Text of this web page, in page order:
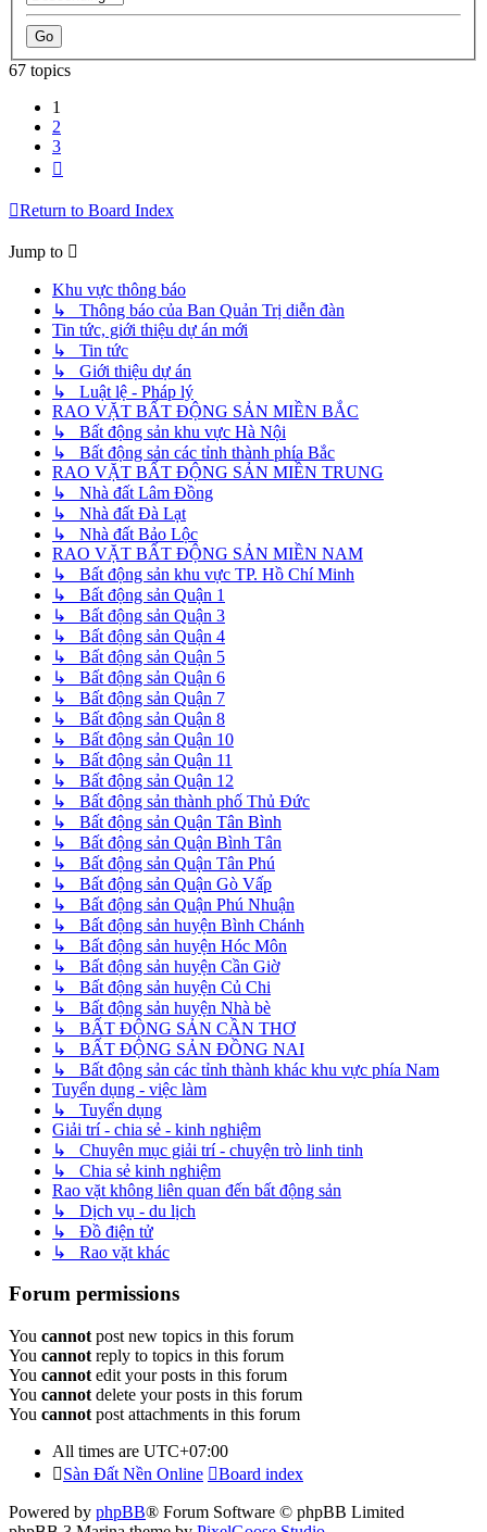
67 topics
1
2
3
Return to Board Index
Jump to
Khu vực thông báo
↳ Thông báo của Ban Quản Trị diễn đàn
Tin tức, giới thiệu dự án mới
↳ Tin tức
↳ Giới thiệu dự án
↳ Luật lệ - Pháp lý
RAO VẶT BẤT ĐỘNG SẢN MIỀN BẮC
↳ Bất động sản khu vực Hà Nội
↳ Bất động sản các tỉnh thành phía Bắc
RAO VẶT BẤT ĐỘNG SẢN MIỀN TRUNG
↳ Nhà đất Lâm Đồng
↳ Nhà đất Đà Lạt
↳ Nhà đất Bảo Lộc
RAO VẶT BẤT ĐỘNG SẢN MIỀN NAM
↳ Bất động sản khu vực TP. Hồ Chí Minh
↳ Bất động sản Quận 1
↳ Bất động sản Quận 3
↳ Bất động sản Quận 4
↳ Bất động sản Quận 5
↳ Bất động sản Quận 6
↳ Bất động sản Quận 7
↳ Bất động sản Quận 8
↳ Bất động sản Quận 10
↳ Bất động sản Quận 11
↳ Bất động sản Quận 12
↳ Bất động sản thành phố Thủ Đức
↳ Bất động sản Quận Tân Bình
↳ Bất động sản Quận Bình Tân
↳ Bất động sản Quận Tân Phú
↳ Bất động sản Quận Gò Vấp
↳ Bất động sản Quận Phú Nhuận
↳ Bất động sản huyện Bình Chánh
↳ Bất động sản huyện Hóc Môn
↳ Bất động sản huyện Cần Giờ
↳ Bất động sản huyện Củ Chi
↳ Bất động sản huyện Nhà bè
↳ BẤT ĐỘNG SẢN CẦN THƠ
↳ BẤT ĐỘNG SẢN ĐỒNG NAI
↳ Bất động sản các tỉnh thành khác khu vực phía Nam
Tuyển dụng - việc làm
↳ Tuyển dụng
Giải trí - chia sẻ - kinh nghiệm
↳ Chuyên mục giải trí - chuyện trò linh tinh
↳ Chia sẻ kinh nghiệm
Rao vặt không liên quan đến bất động sản
↳ Dịch vụ - du lịch
↳ Đồ điện tử
↳ Rao vặt khác
Forum permissions
You cannot post new topics in this forum
You cannot reply to topics in this forum
You cannot edit your posts in this forum
You cannot delete your posts in this forum
You cannot post attachments in this forum
All times are UTC+07:00
Sàn Đất Nền Online
Board index
Powered by phpBB® Forum Software © phpBB Limited